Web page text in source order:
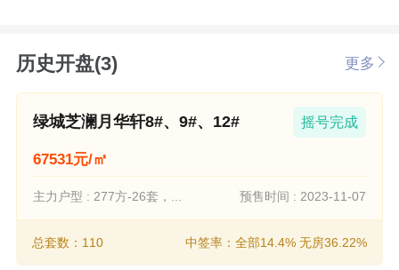
历史开盘(3) 更多
绿城芝澜月华轩8#、9#、12# 摇号完成
67531元/㎡
主力户型 : 277方-26套，... 预售时间 : 2023-11-07
总套数：110 中签率：全部14.4% 无房36.22%